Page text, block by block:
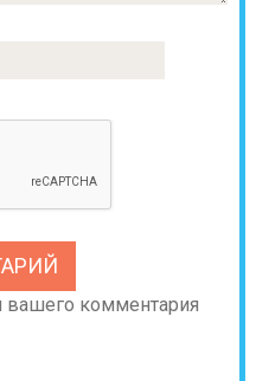
вашего комментария